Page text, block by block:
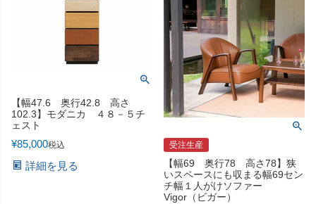
【幅47.6 奥行42.8 高さ
102.3】モダニカ ４８－５チ
ェスト
¥85,000税込
詳細を見る
受注生産
【幅69 奥行78 高さ78】狭
いスペースにも収まる幅69セン
チ幅１人がけソファー
Vigor（ビガー）